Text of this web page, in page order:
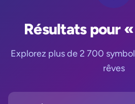
Résultats pour
Explorez plus de 2 700
rêves